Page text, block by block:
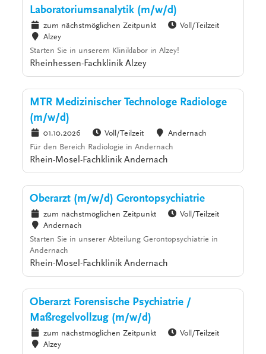
Laboratoriumsanalytik (m/w/d)
zum nächstmöglichen Zeitpunkt
Voll/Teilzeit
Alzey
Starten Sie in unserem Kliniklabor in Alzey!
Rheinhessen-Fachklinik Alzey
MTR Medizinischer Technologe Radiologe
(m/w/d)
01.10.2026 Voll/Teilzeit
Andernach
Für den Bereich Radiologie in Andernach
Rhein-Mosel-Fachklinik Andernach
Oberarzt (m/w/d) Gerontopsychiatrie
zum nächstmöglichen Zeitpunkt
Voll/Teilzeit
Andernach
Starten Sie in unserer Abteilung Gerontopsychiatrie in
Andernach
Rhein-Mosel-Fachklinik Andernach
Oberarzt Forensische Psychiatrie /
Maßregelvollzug (m/w/d)
zum nächstmöglichen Zeitpunkt
Voll/Teilzeit
Alzey